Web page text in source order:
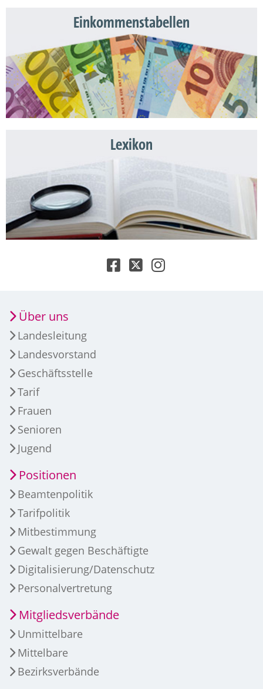
Einkommenstabellen
Lexikon
Über uns
Landesleitung
Landesvorstand
Geschäftsstelle
Tarif
Frauen
Senioren
Jugend
Positionen
Beamtenpolitik
Tarifpolitik
Mitbestimmung
Gewalt gegen Beschäftigte
Digitalisierung/Datenschutz
Personalvertretung
Mitgliedsverbände
Unmittelbare
Mittelbare
Bezirksverbände